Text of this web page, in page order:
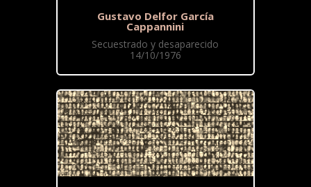
Gustavo Delfor García
Cappannini
Secuestrado y desaparecido
14/10/1976